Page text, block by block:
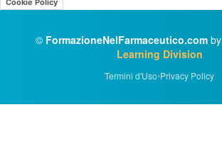
Cookie Policy
© FormazioneNelFarmaceutico.com by
Learning Division
Termini d'Uso•Privacy Policy